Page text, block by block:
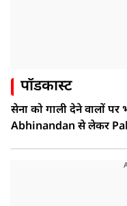
पॉडकास्ट
सेना को गाली देने वालों
Abhinandan से लेकर